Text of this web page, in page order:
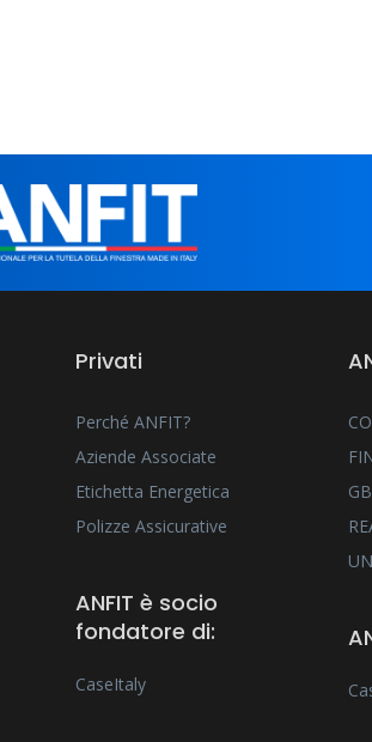
Privati
Perché ANFIT?
Aziende Associate
Etichetta Energetica
Polizze Assicurative
ANFIT è socio
fondatore di:
CaseItaly